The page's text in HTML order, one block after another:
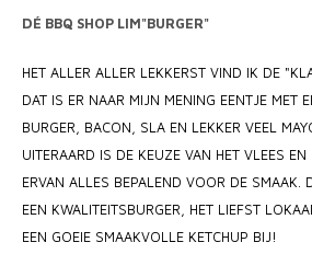
DÉ BBQ SHOP LIM"BURGER"
HET ALLER ALLER LEKKERST VIND IK DE
DAT IS ER NAAR MIJN MENING EENTJE MET
BURGER, BACON, SLA EN LEKKER VEEL
UITERAARD IS DE KEUZE VAN HET VLEES
ERVAN ALLES BEPALEND VOOR DE SMAAK.
EEN KWALITEITSBURGER, HET LIEFST
EEN GOEIE SMAAKVOLLE KETCHUP BIJ!